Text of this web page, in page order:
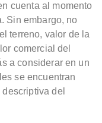
cuenta al momento
Sin embargo, no
terreno, valor de la
comercial del
a considerar en un
se encuentran
del